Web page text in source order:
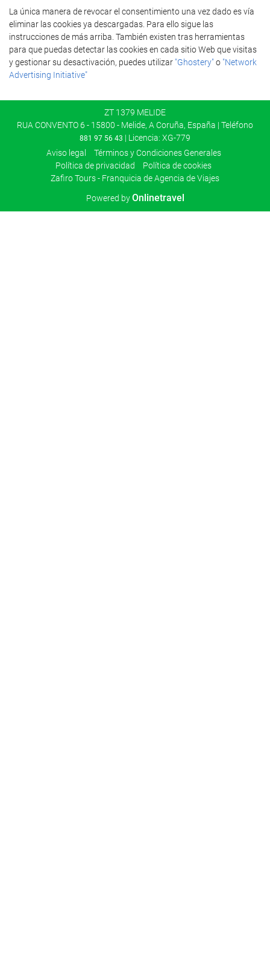
La única manera de revocar el consentimiento una vez dado es vía
eliminar las cookies ya descargadas. Para ello sigue las
instrucciones de más arriba. También existen tras herramientas
para que puedas detectar las cookies en cada sitio Web que visitas
y gestionar su desactivación, puedes utilizar "Ghostery"o "Network
Advertising Initiative"
ZT 1379 MELIDE
RUA CONVENTO 6 - 15800 - Melide, A Coruña, España | Teléfono
881 97 56 43 | Licencia: XG-779
Aviso legal
Términos y Condiciones Generales
Política de privacidad
Política de cookies
Zafiro Tours - Franquicia de Agencia de Viajes
Powered byOnlinetravel